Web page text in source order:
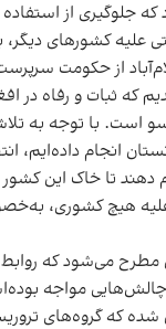
که جلوگیری از
علیه کشورهای دیگر،
از حکومت
که ثبات و رفاه در
است. با توجه به
انجام داده‌ایم،
دهند تا خاک این
هیچ کشوری،
مطرح می‌شود که روابط
مواجه
شده که گروه‌های